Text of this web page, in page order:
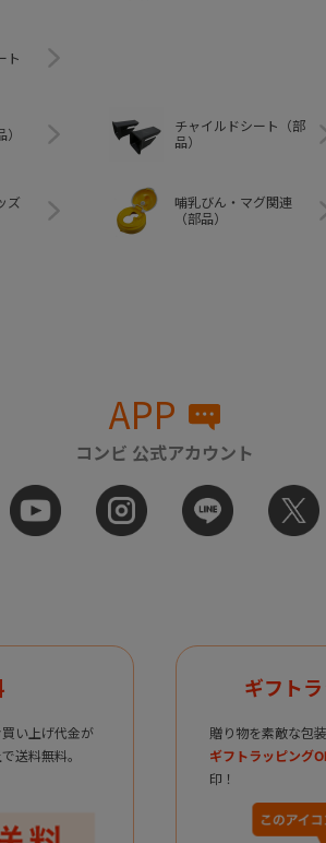
ト
チャイルドシート（部
品）
ズ
哺乳びん・マグ関連
（部品）
APP
コンビ 公式アカウント
い上げ代金が
送料無料。
ギフト
贈り物を素敵な包
ギフトラッピング
印！